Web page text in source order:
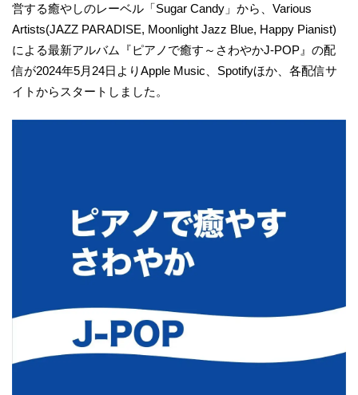
営する癒やしのレーベル「Sugar Candy」から、Various
Artists(JAZZ PARADISE, Moonlight Jazz Blue, Happy Pianist)
による最新アルバム『ピアノで癒す～さわやかJ-POP』の配
信が2024年5月24日よりApple Music、Spotifyほか、各配信サ
イトからスタートしました。